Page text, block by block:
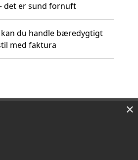
det er sund fornuft
kan du handle bæredygtigt
med faktura
×